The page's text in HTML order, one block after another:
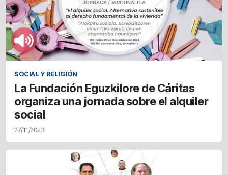
SOCIAL Y RELIGIÓN
La Fundación Eguzkilore de Cáritas
organiza una jornada sobre el alquiler
social
27/11/2023